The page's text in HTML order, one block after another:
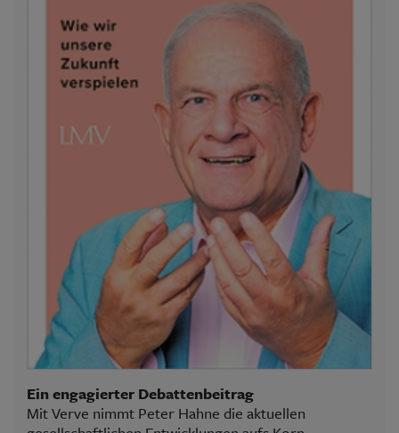
Ein engagierter Debattenbeitrag
Mit Verve nimmt Peter Hahne die aktuellen